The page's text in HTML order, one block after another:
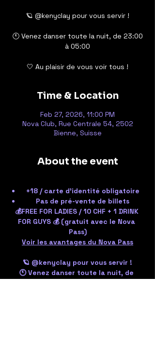
🪐 @kenyclay pour vous servir !
🕚 Venez danser toute la nuit, de 23:00
à 05:00
🤍 Au plaisir de vous voir tous !
Time & Location
Feb 27, 2026, 11:00 PM
Nova Club, Rue Centrale 54, 2502
Bienne, Suisse
About the event
+18 / carte d'identité obligatoire
Pas de pré-vente de billets
💰FREE FOR LADIES / 10 CHF + 1 DRINK
FOR GUYS 💰 (gratuit avec le Nova
Pass)
Voir les avantages du Nova Pass
🪐 @kenyclay pour vous servir !
🕚 Venez danser toute la nuit, de